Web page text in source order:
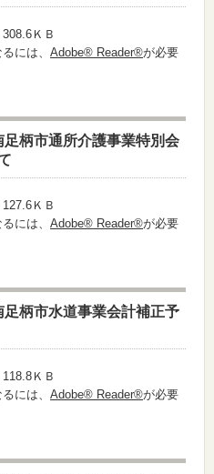
ＫＢ
には、 Adobe® Reader®が必要
柄市通所介護事業特別会
ＫＢ
には、 Adobe® Reader®が必要
柄市水道事業会計補正予
ＫＢ
には、 Adobe® Reader®が必要